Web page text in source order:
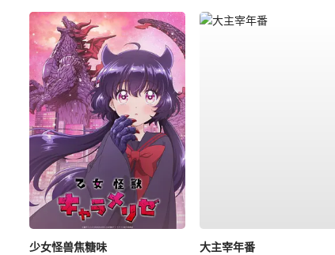
少女怪兽焦糖味
大主宰年番